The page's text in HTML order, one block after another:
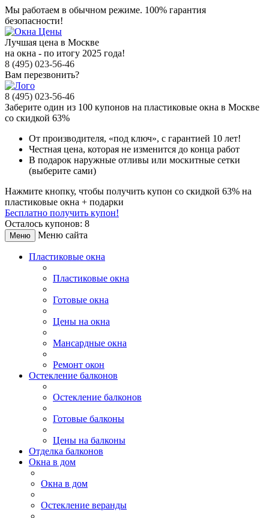
Мы работаем в обычном режиме. 100% гарантия
безопасности!
Лучшая цена в Москве
на окна - по итогу 2025 года!
8 (495) 023-56-46
Вам перезвонить?
8 (495) 023-56-46
Заберите один из 100 купонов на пластиковые окна в Москве
со скидкой 63%
От производителя, «под ключ», с гарантией 10 лет!
Честная цена, которая не изменится до конца работ
В подарок наружные отливы или москитные сетки
(выберите сами)
Нажмите кнопку, чтобы получить купон со скидкой 63% на
пластиковые окна + подарки
Бесплатно получить купон!
Осталось купонов: 8
Меню Меню сайта
Пластиковые окна
Пластиковые окна
Готовые окна
Цены на окна
Мансардные окна
Ремонт окон
Остекление балконов
Остекление балконов
Готовые балконы
Цены на балконы
Отделка балконов
Окна в дом
Окна в дом
Остекление веранды